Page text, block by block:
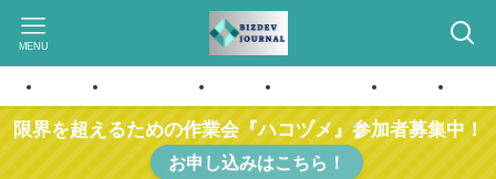
MENU
ホーム お問い合わせ ホーム お問い合わせ ホーム
限界を超えるための作業会『ハコヅメ』参加者募集中！
お申し込みはこちら！